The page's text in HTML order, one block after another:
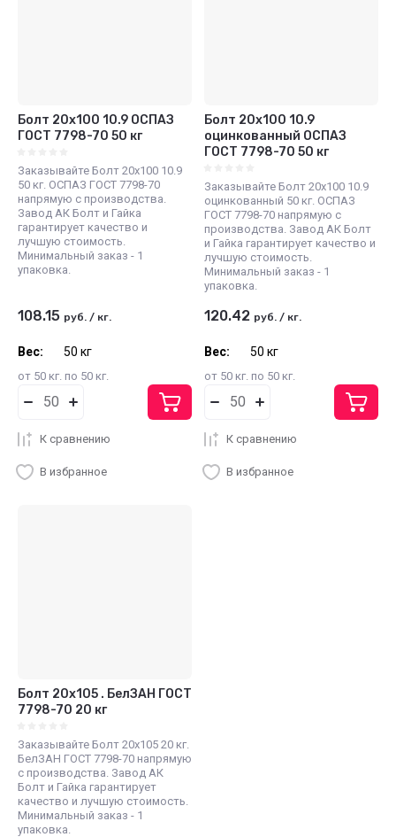
Болт 20х100 10.9 ОСПАЗ
ГОСТ 7798-70 50 кг
Заказывайте Болт 20х100 10.9
50 кг. ОСПАЗ ГОСТ 7798-70
напрямую с производства.
Завод АК Болт и Гайка
гарантирует качество и
лучшую стоимость.
Минимальный заказ - 1
упаковка.
108.15 руб. / кг.
Вес: 50 кг
от 50 кг. по 50 кг.
К сравнению
В избранное
Болт 20х100 10.9
оцинкованный ОСПАЗ
ГОСТ 7798-70 50 кг
Заказывайте Болт 20х100 10.9
оцинкованный 50 кг. ОСПАЗ
ГОСТ 7798-70 напрямую с
производства. Завод АК Болт
и Гайка гарантирует качество и
лучшую стоимость.
Минимальный заказ - 1
упаковка.
120.42 руб. / кг.
Вес: 50 кг
от 50 кг. по 50 кг.
К сравнению
В избранное
Болт 20х105 . БелЗАН ГОСТ
7798-70 20 кг
Заказывайте Болт 20х105 20 кг.
БелЗАН ГОСТ 7798-70 напрямую
с производства. Завод АК
Болт и Гайка гарантирует
качество и лучшую стоимость.
Минимальный заказ - 1
упаковка.